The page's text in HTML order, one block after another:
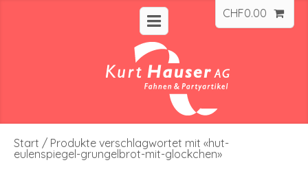
CHF0.00
Start / Produkte verschlagwortet mit «hut-
eulenspiegel-grungelbrot-mit-glockchen»